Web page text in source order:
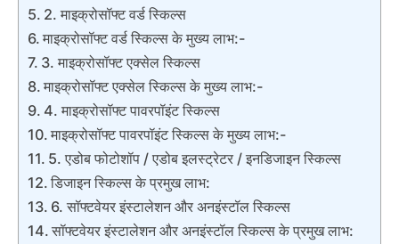
2. माइक्रोसॉफ्ट वर्ड स्किल्स
माइक्रोसॉफ्ट वर्ड स्किल्स के मुख्य लाभ:-
3. माइक्रोसॉफ्ट एक्सेल स्किल्स
माइक्रोसॉफ्ट एक्सेल स्किल्स के मुख्य लाभ:-
4. माइक्रोसॉफ्ट पावरपॉइंट स्किल्स
माइक्रोसॉफ्ट पावरपॉइंट स्किल्स के मुख्य लाभ:-
5. एडोब फोटोशॉप / एडोब इलस्ट्रेटर / इनडिजाइन स्किल्स
डिजाइन स्किल्स के प्रमुख लाभ:
6. सॉफ्टवेयर इंस्टालेशन और अनइंस्टॉल स्किल्स
सॉफ्टवेयर इंस्टालेशन और अनइंस्टॉल स्किल्स के प्रमुख लाभ: